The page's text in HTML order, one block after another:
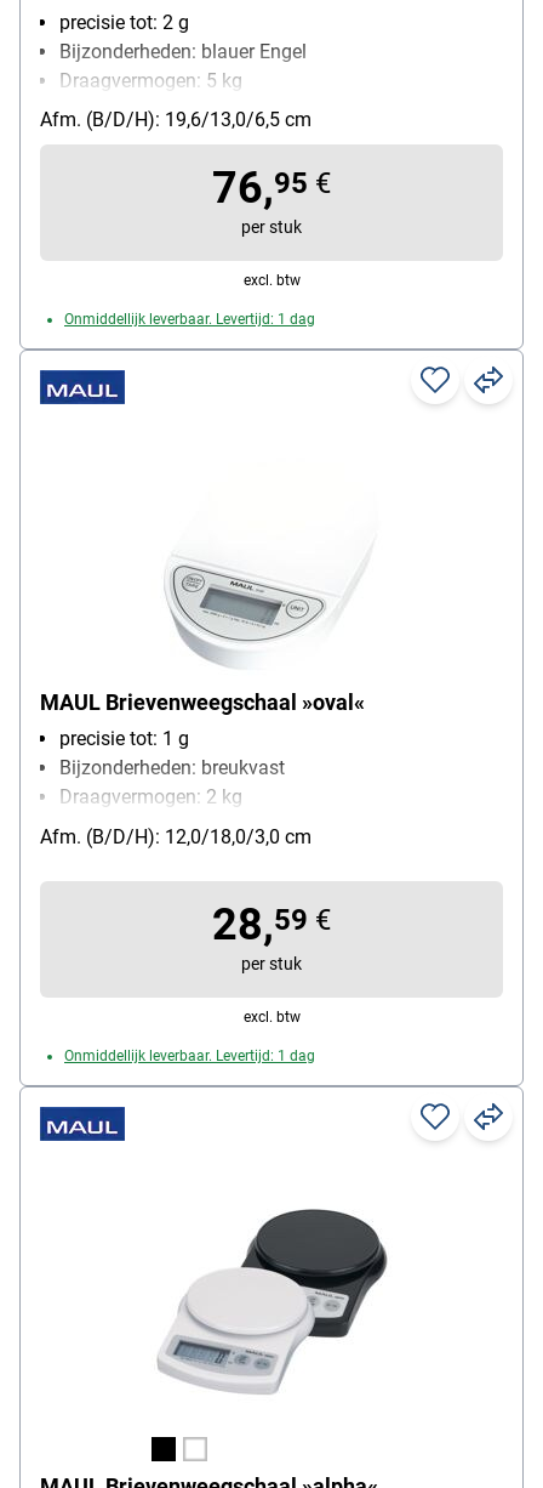
precisie tot: 2 g
Bijzonderheden: blauer Engel
Draagvermogen: 5 kg
Functies: automatische uitschakeling,
automatische nulstelling, hold-functie
soort batterij: batterij/zonne-energie
Afm. (B/D/H): 19,6/13,0/6,5 cm
76,95 €
per stuk
excl. btw
Onmiddellijk leverbaar. Levertijd: 1 dag
MAUL Brievenweegschaal »oval«
precisie tot: 1 g
Bijzonderheden: breukvast
Draagvermogen: 2 kg
soort batterij: 3V-Lithium-Batterij
Afm. (B/D/H): 12,0/18,0/3,0 cm
28,59 €
per stuk
excl. btw
Onmiddellijk leverbaar. Levertijd: 1 dag